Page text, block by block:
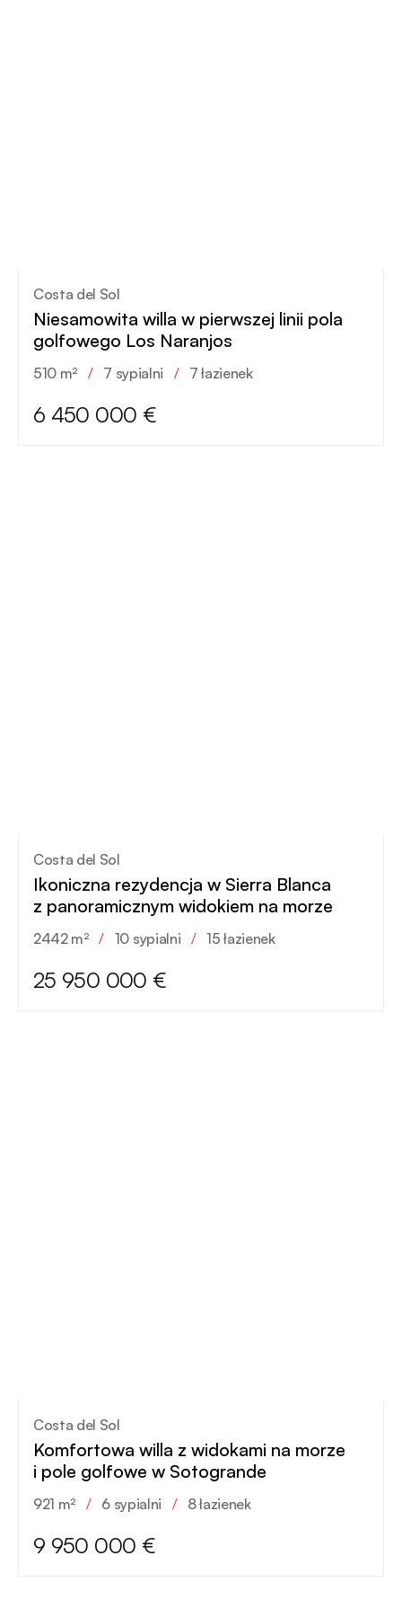
Costa del Sol
Niesamowita willa w pierwszej linii pola
golfowego Los Naranjos
510 m² / 7 sypialni / 7 łazienek
6 450 000 €
Costa del Sol
Ikoniczna rezydencja w Sierra Blanca
z panoramicznym widokiem na morze
2442 m² / 10 sypialni / 15 łazienek
25 950 000 €
Costa del Sol
Komfortowa willa z widokami na morze
i pole golfowe w Sotogrande
921 m² / 6 sypialni / 8 łazienek
9 950 000 €